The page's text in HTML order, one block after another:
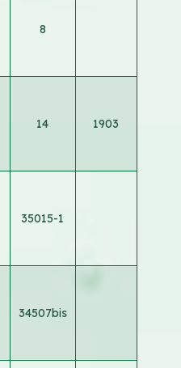
8
14 1903
35015-1
34507bis